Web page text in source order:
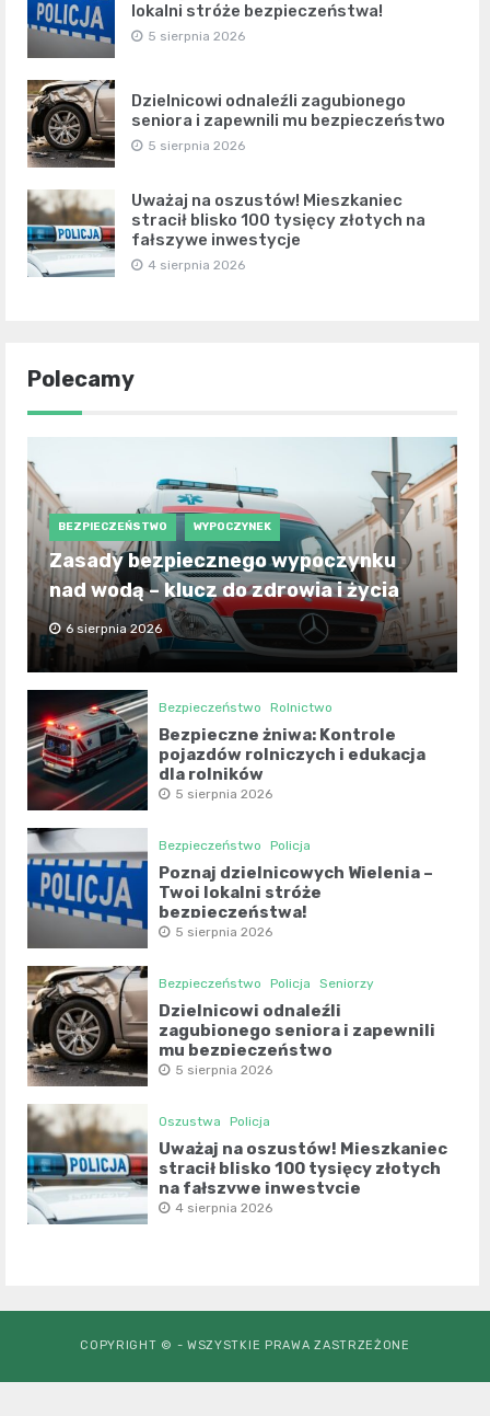
lokalni stróże bezpieczeństwa!
5 sierpnia 2026
Dzielnicowi odnaleźli zagubionego
seniora i zapewnili mu bezpieczeństwo
5 sierpnia 2026
Uważaj na oszustów! Mieszkaniec
stracił blisko 100 tysięcy złotych na
fałszywe inwestycje
4 sierpnia 2026
Polecamy
BEZPIECZEŃSTWO WYPOCZYNEK
Zasady bezpiecznego wypoczynku
nad wodą – klucz do zdrowia i życia
6 sierpnia 2026
Bezpieczeństwo Rolnictwo
Bezpieczne żniwa: Kontrole
pojazdów rolniczych i edukacja
dla rolników
5 sierpnia 2026
Bezpieczeństwo Policja
Poznaj dzielnicowych Wielenia –
Twoi lokalni stróże
bezpieczeństwa!
5 sierpnia 2026
Bezpieczeństwo Policja Seniorzy
Dzielnicowi odnaleźli
zagubionego seniora i zapewnili
mu bezpieczeństwo
5 sierpnia 2026
Oszustwa Policja
Uważaj na oszustów! Mieszkaniec
stracił blisko 100 tysięcy złotych
na fałszywe inwestycje
4 sierpnia 2026
COPYRIGHT © - WSZYSTKIE PRAWA ZASTRZEŻONE